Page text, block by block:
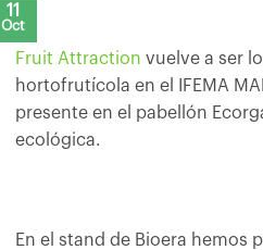
11
Oct
Fruit Attraction vuelve a ser
hortofrutícola en el IFEMA
presente en el pabellón
ecológica.
En el stand de Bioera hemos